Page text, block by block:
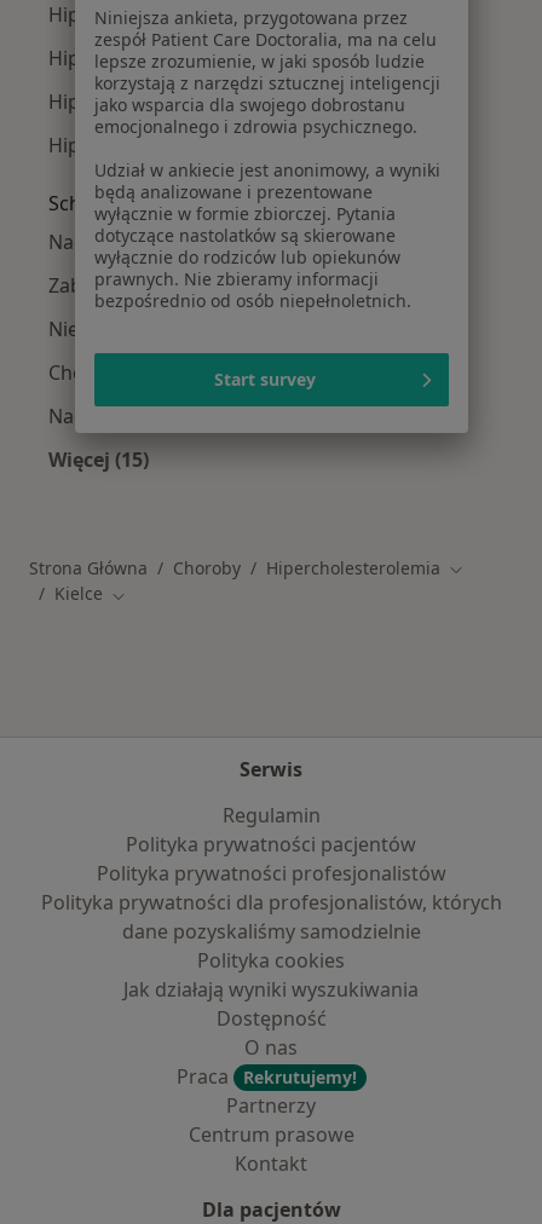
Hipercholesterolemia w Busku-Zdroju
Hipercholesterolemia w Piekoszowie
Hipercholesterolemia w Starachowicach
Hipercholesterolemia w Zagnańsku
Schorzenia w Kielcach
Nadciśnienie tętnicze w Kielcach
Zaburzenia rytmu serca w Kielcach
Niewydolność serca w Kielcach
Choroba wieńcowa w Kielcach
Nadciśnienie w Kielcach
Więcej (15)
Strona Główna Choroby Hipercholesterolemia Zmień
Kielce Zmień miasto
Serwis
Regulamin
Polityka prywatności pacjentów
Polityka prywatności profesjonalistów
Polityka prywatności dla profesjonalistów, których
dane pozyskaliśmy samodzielnie
Polityka cookies
Jak działają wyniki wyszukiwania
Dostępność
O nas
Praca
Rekrutujemy!
Partnerzy
Centrum prasowe
Kontakt
Dla pacjentów
Niniejsza ankieta, przygotowana przez
zespół Patient Care Doctoralia, ma na celu
lepsze zrozumienie, w jaki sposób ludzie
korzystają z narzędzi sztucznej inteligencji
jako wsparcia dla swojego dobrostanu
emocjonalnego i zdrowia psychicznego.
Udział w ankiecie jest anonimowy, a wyniki
będą analizowane i prezentowane
wyłącznie w formie zbiorczej. Pytania
dotyczące nastolatków są skierowane
wyłącznie do rodziców lub opiekunów
prawnych. Nie zbieramy informacji
bezpośrednio od osób niepełnoletnich.
Start survey